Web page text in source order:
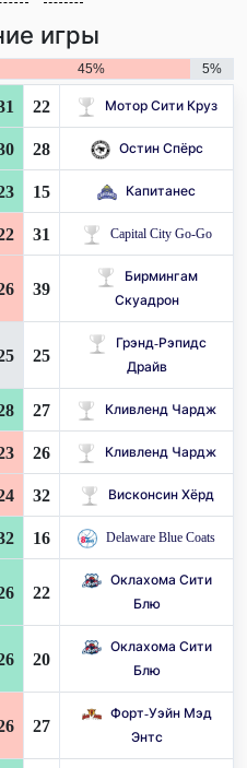
игры
45% 5%
22 Мотор Сити Круз
28 Остин Спёрс
15 Капитанес
31 Capital City Go-Go
39
Бирмингам
Скуадрон
25
Грэнд-Рэпидс
Драйв
27 Кливленд Чардж
26 Кливленд Чардж
32 Висконсин Хёрд
16 Delaware Blue Coats
22
Оклахома Сити
Блю
20
Оклахома Сити
Блю
27
Форт-Уэйн Мэд
Энтс